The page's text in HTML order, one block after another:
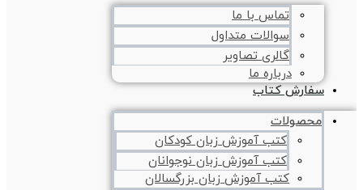
تماس با ما
سوالات متداول
گالری تصاویر
درباره ما
سفارش کتاب
محصولات
کتب آموزش زبان کودکان
کتب آموزش زبان نوجوانان
کتب آموزش زبان بزرگسالان